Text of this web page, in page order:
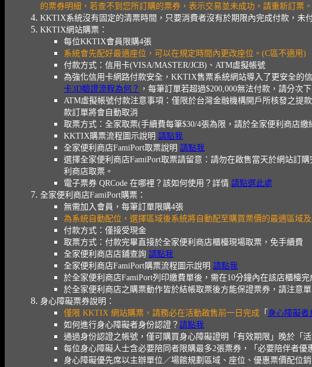
的票券明細，若查不到您所訂購的票券，表示交易並未成功，請重新訂票。
KKTIX系統沒有固定的清票時間，只要消費者沒有於期限內完成付款，未
KKTIX網站購票：
每位KKTIX會員限購4張
系統會先配好最適座位，可以在規定時間內更改座位。(C區不適用)
付款方式：信用卡(VISA/MASTER/JCB)、ATM虛擬帳號
為強化信用卡網路付款安全，KKTIX售票系統網站導入了更安全的
卡3D驗證流程為何？ ，每筆訂單若超過$200,000無法付款，請分次下
ATM虛擬帳號付款注意事項：僅限於台灣金融機構開戶所核發之提
款訂單將會自動取消
取票方式：全家取票(手續費每筆$30/4張為限，請於全家便利商店
KKTIX購票流程圖示說明 請點我
全家便利商店FamiPort取票說明 請點我
選擇全家便利商店FamiPort取票請留意：請勿在啟售當天於網站訂
利商店取票。
電子票券 QRCode 在哪裡？該如何使用？詳情 請點選此處
全家便利商店FamiPort購票：
無需加入會員，每筆訂單限購4張
為系統自動配位，選擇區域後系統將自動配至購買票價的最適區域
付款方式：僅接受現金
取票方式：付款完畢直接於全家便利商店櫃檯現場取票，免手續費
全家便利商店店鋪查詢 請點我
全家便利商店FamiPort購票流程圖示說明 請點我
於全家便利商店FamiPort列印繳費單後，需在10分鐘內在該店櫃檯
於全家便利商店之購票動作皆於結帳取票後方能保證票券，請注意
身心障礙票券說明：
僅限 KKTIX 網站購票，請務必在活動啟售前一日完成 「 身心障礙者
如何進行身心障礙者身份認證？ 請點我
通過身份認證之帳號，僅可購買身心障礙證明「有效期限」晚於「活
每位身心障礙人士含必要陪同者限購最多2張票券，「必要陪伴者優
身心障礙優先席以主辦單位／場館規劃區域、座位、優惠票價配位銷